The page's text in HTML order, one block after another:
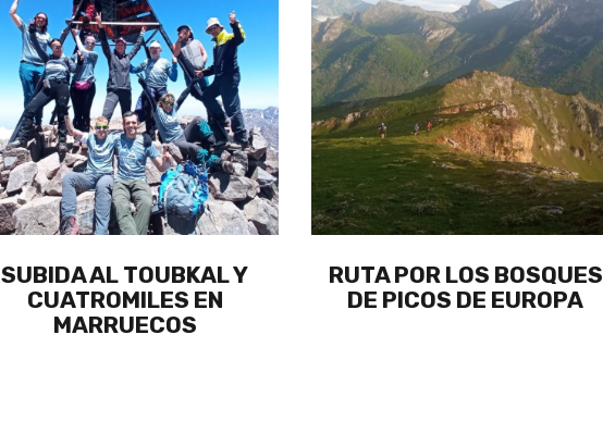
SUBIDA AL TOUBKAL Y
CUATROMILES EN
MARRUECOS
RUTA POR LOS BOSQUES
DE PICOS DE EUROPA